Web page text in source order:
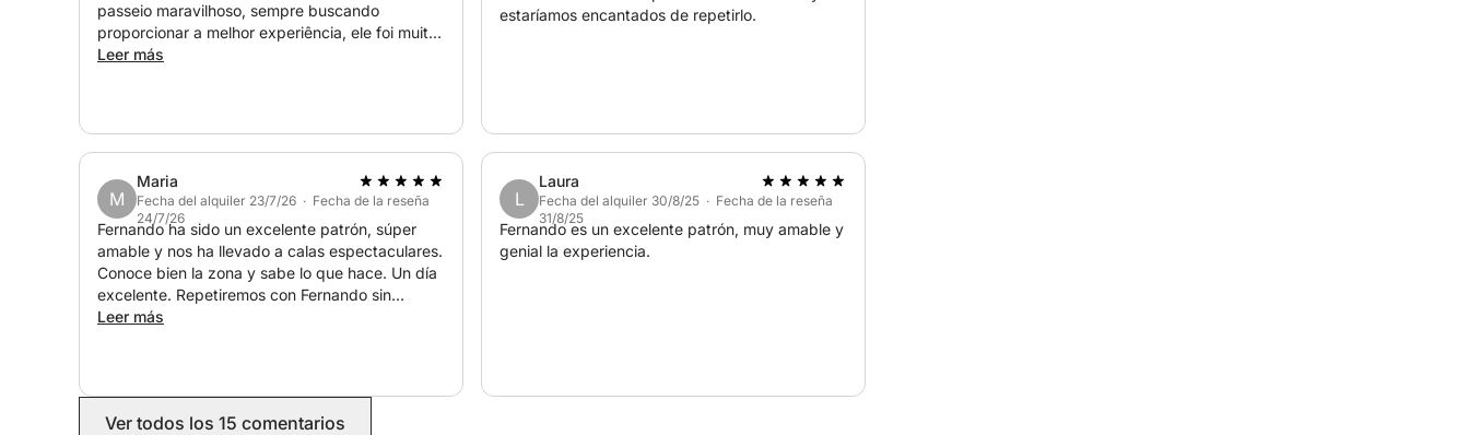
Si deseas incluir las Islas Cíes, es fundamental planificar con antelación, ya que el fondeo
requiere reserva con al menos una semana de anticipación. El servicio de capitán se contrata
passeio maravilhoso, sempre buscando
proporcionar a melhor experiência, ele foi muito
atencioso e prestativo. Recomendo muito o
Leer más
estaríamos encantados de repetirlo.
M
Maria
Fecha del alquiler 23/7/26 · Fecha de la reseña
24/7/26
Fernando ha sido un excelente patrón, súper
amable y nos ha llevado a calas espectaculares.
Conoce bien la zona y sabe lo que hace. Un día
excelente. Repetiremos con Fernando sin
dudarlo
Leer más
L
Laura
Fecha del alquiler 30/8/25 · Fecha de la reseña
31/8/25
Fernando es un excelente patrón, muy amable y
genial la experiencia.
Ver todos los 15 comentarios